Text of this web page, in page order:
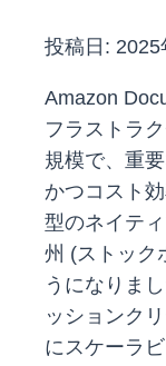
投稿日: 2025
Amazon
フラストラ
規模で、重
かつコスト
型のネイテ
州 (ストック
うになりま
ッションク
にスケーラ